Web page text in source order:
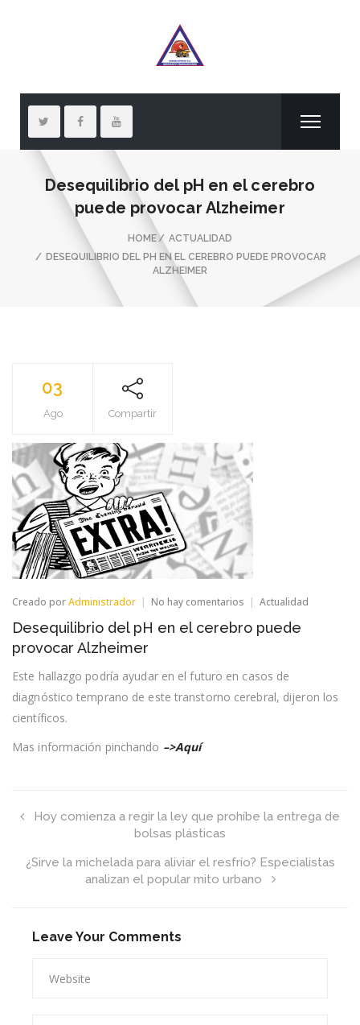
Desequilibrio del pH en el cerebro
puede provocar Alzheimer
HOME
ACTUALIDAD
DESEQUILIBRIO DEL PH EN EL CEREBRO PUEDE PROVOCAR
ALZHEIMER
03
Ago Compartir
Creado porAdministrador No hay comentarios en
del
cerebro
puede
Actualidad
Desequilibrio del pH en el cerebro puede
provocar Alzheimer
Este hallazgo podría ayudar en el futuro en casos de
diagnóstico temprano de este transtorno cerebral, dijeron los
científicos.
Mas información pinchando –>Aquí
Hoy comienza a regir la ley que prohíbe la entrega de
bolsas plásticas
¿Sirve la michelada para aliviar el resfrío? Especialistas
analizan el popular mito urbano
Leave Your Comments